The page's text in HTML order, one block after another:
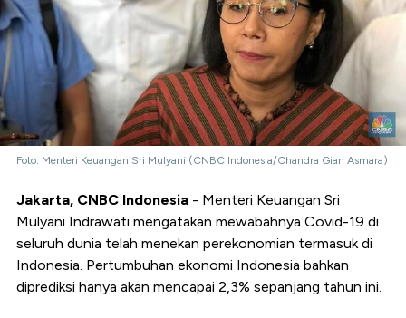
Foto: Menteri Keuangan Sri Mulyani (CNBC Indonesia/Chandra Gian Asmara)
Jakarta, CNBC Indonesia - Menteri Keuangan Sri
Mulyani Indrawati mengatakan mewabahnya Covid-19 di
seluruh dunia telah menekan perekonomian termasuk di
Indonesia. Pertumbuhan ekonomi Indonesia bahkan
diprediksi hanya akan mencapai 2,3% sepanjang tahun ini.